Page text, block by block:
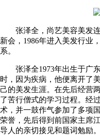
张泽全，尚艺美容美发
新会，1986年进入美发行业
系。
张泽全1973年出生于广
时，因为疾病，他便离开了
己的美发生涯。在先后经营
了苦行僧式的学习过程。经
术，并一鼓作气参加了多项
荣誉，先后得到前国家主席
导人的亲切接见和题词勉励。